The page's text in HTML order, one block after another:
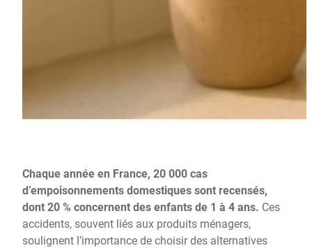
Chaque année en France, 20 000 cas
d’empoisonnements domestiques sont recensés,
dont 20 % concernent des enfants de 1 à 4 ans. Ces
accidents, souvent liés aux produits ménagers,
soulignent l’importance de choisir des alternatives